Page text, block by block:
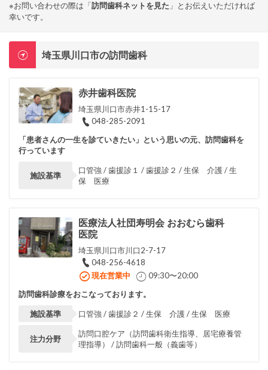
※お問い合わせの際は「訪問歯科ネットを見た 」とお伝えいただければ
幸いです。
埼玉県川口市の訪問歯科
赤井歯科医院
埼玉県川口市赤井1-15-17
048-285-2091
「患者さんの一生を診ていきたい」という思いの元、訪問歯科を
行っています
施設基準
口管強 / 歯援診１ / 歯援診２ / 生保 介護 / 生
保 医療
医療法人社団寿明会 おおむら歯科
医院
埼玉県川口市川口2-7-17
048-256-4618
現在営業中
09:30〜20:00
訪問歯科診療をおこなっております。
施設基準 口管強 / 歯援診２ / 生保 介護 / 生保 医療
注力分野
訪問口腔ケア（訪問歯科衛生指導、居宅療養管
理指導） / 訪問歯科一般（義歯等）